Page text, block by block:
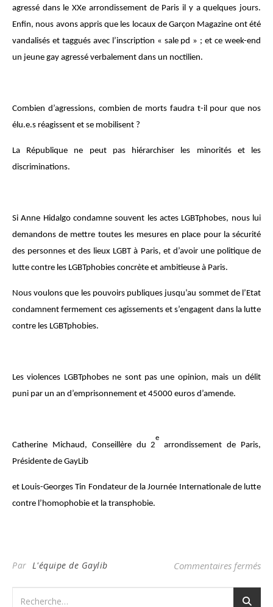
agressé dans le XXe arrondissement de Paris il y a quelques jours.
Enfin, nous avons appris que les locaux de Garçon Magazine ont été
vandalisés et taggués avec l’inscription « sale pd » ; et ce week-end
un jeune gay agressé verbalement dans un noctilien.
Combien d’agressions, combien de morts faudra t-il pour que nos
élu.e.s réagissent et se mobilisent ?
La République ne peut pas hiérarchiser les minorités et les
discriminations.
Si Anne Hidalgo condamne souvent les actes LGBTphobes, nous lui
demandons de mettre toutes les mesures en place pour la sécurité
des personnes et des lieux LGBT à Paris, et d’avoir une politique de
lutte contre les LGBTphobies concrète et ambitieuse à Paris.
Nous voulons que les pouvoirs publiques jusqu’au sommet de l’Etat
condamnent fermement ces agissements et s’engagent dans la lutte
contre les LGBTphobies.
Les violences LGBTphobes ne sont pas une opinion, mais un délit
puni par un an d’emprisonnement et 45000 euros d’amende.
Catherine Michaud, Conseillère du 2
e
arrondissement de Paris,
Présidente de GayLib
et Louis-Georges Tin Fondateur de la Journée Internationale de lutte
contre l’homophobie et la transphobie.
Par L'équipe de Gaylib Commentaires fermés